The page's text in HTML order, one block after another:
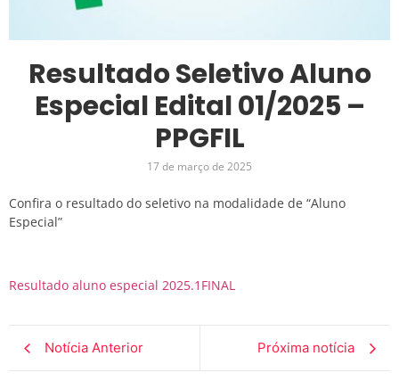
Resultado Seletivo Aluno
Especial Edital 01/2025 –
PPGFIL
17 de março de 2025
Confira o resultado do seletivo na modalidade de “Aluno
Especial”
Resultado aluno especial 2025.1FINAL
Notícia Anterior Próxima notícia